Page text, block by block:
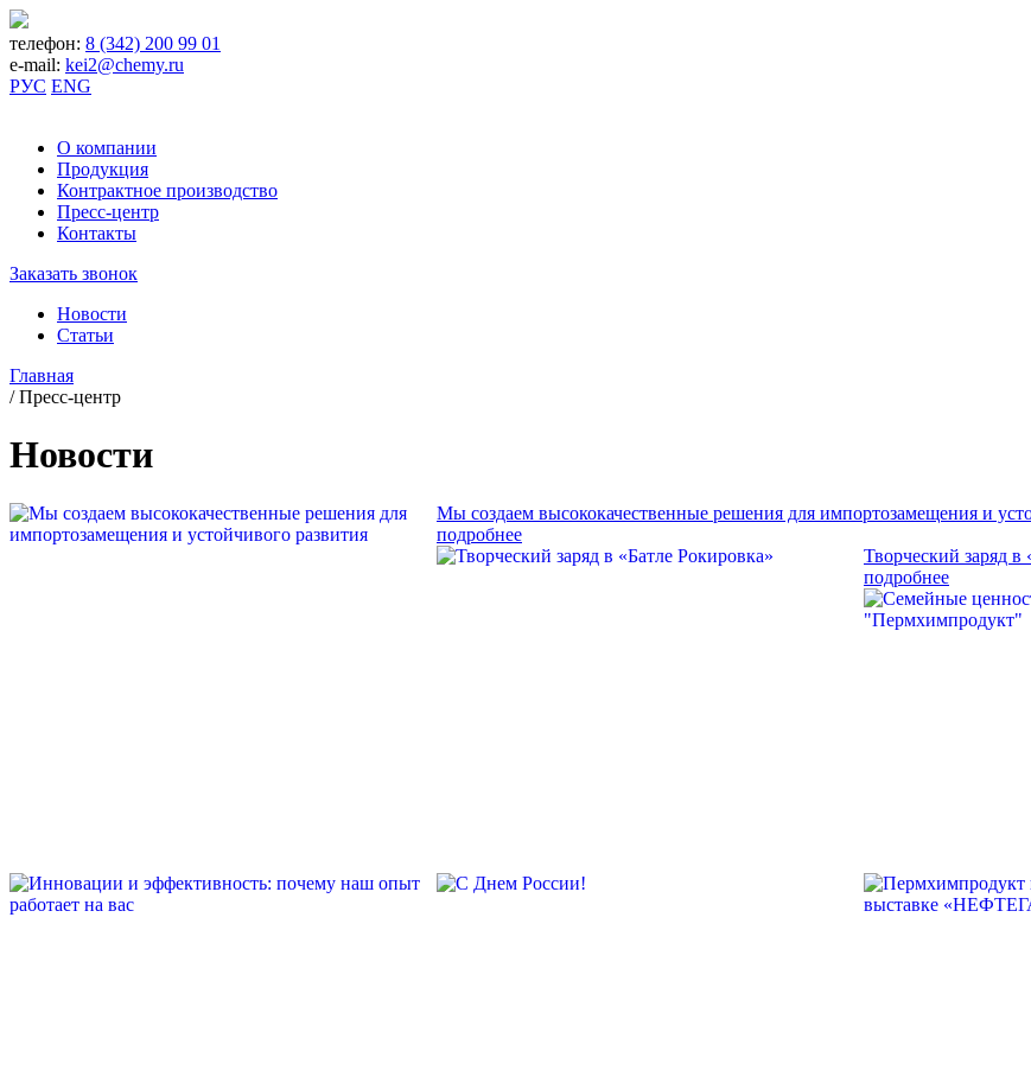
телефон: 8 (342) 200 99 01
e-mail: kei2@chemy.ru
РУС ENG
О компании
Продукция
Контрактное производство
Пресс-центр
Контакты
Заказать звонок
Новости
Статьи
Главная
/ Пресс-центр
Новости
Мы создаем высококачественные решения для импортозамещения и
подробнее
Творческий заряд в
подробнее